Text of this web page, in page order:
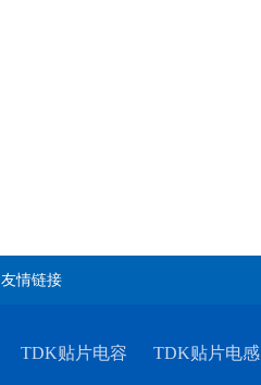
友情链接
TDK贴片电容 TDK贴片电感